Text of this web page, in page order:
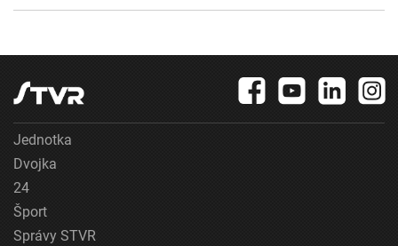
Jednotka
Dvojka
24
Šport
Správy STVR